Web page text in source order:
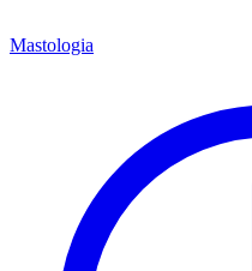
Mastologia